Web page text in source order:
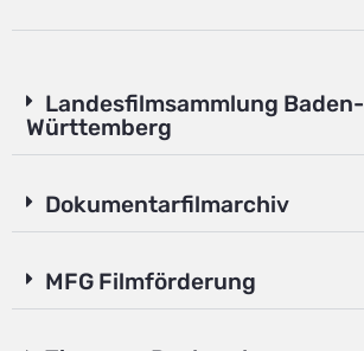
Landesfilmsammlung Baden-
Württemberg
Dokumentarfilmarchiv
MFG Filmförderung